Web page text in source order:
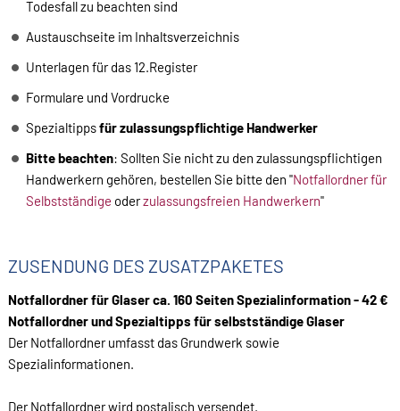
Todesfall zu beachten sind
Austauschseite im Inhaltsverzeichnis
Unterlagen für das 12.Register
Formulare und Vordrucke
Spezialtippsfür zulassungspflichtige Handwerker
Bitte beachten: Sollten Sie nicht zu den zulassungspflichtigen
Handwerkern gehören, bestellen Sie bitte den "Notfallordner für
Selbstständige oderzulassungsfreien Handwerkern"
ZUSENDUNG DES ZUSATZPAKETES
Notfallordner für Glaser ca. 160 Seiten Spezialinformation - 42 €
Notfallordner und Spezialtipps für selbstständige Glaser
Der Notfallordner umfasst das Grundwerk sowie
Spezialinformationen.
Der Notfallordner wird postalisch versendet.